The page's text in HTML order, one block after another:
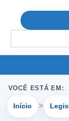
for:
VOCÊ ESTÁ EM:
Início